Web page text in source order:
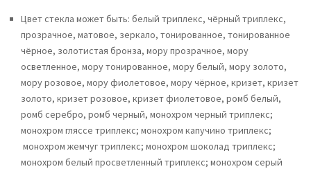
Цвет стекла может быть: белый триплекс, чёрный триплекс,
прозрачное, матовое, зеркало, тонированное, тонированное
чёрное, золотистая бронза, мору прозрачное, мору
осветленное, мору тонированное, мору белый, мору золото,
мору розовое, мору фиолетовое, мору чёрное, кризет, кризет
золото, кризет розовое, кризет фиолетовое, ромб белый,
ромб серебро, ромб черный, монохром черный триплекс;
монохром гляссе триплекс; монохром капучино триплекс;
монохром жемчуг триплекс; монохром шоколад триплекс;
монохром белый просветленный триплекс; монохром серый